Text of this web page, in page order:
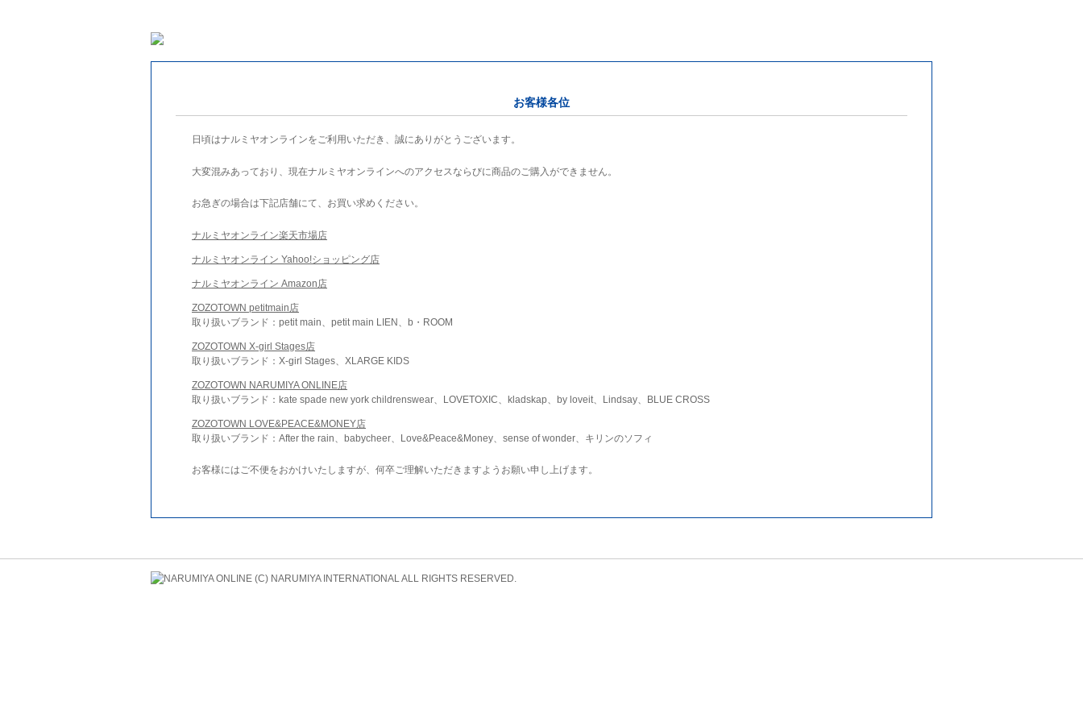
お客様各位
日頃はナルミヤオンラインをご利用いただき、誠にありがとうございます。
大変混みあっており、現在ナルミヤオンラインへのアクセスならびに商品のご購入ができません。
お急ぎの場合は下記店舗にて、お買い求めください。
ナルミヤオンライン楽天市場店
ナルミヤオンライン Yahoo!ショッピング店
ナルミヤオンライン Amazon店
ZOZOTOWN petitmain店
取り扱いブランド：petit main、petit main LIEN、b・ROOM
ZOZOTOWN X-girl Stages店
取り扱いブランド：X-girl Stages、XLARGE KIDS
ZOZOTOWN NARUMIYA ONLINE店
取り扱いブランド：kate spade new york childrenswear、LOVETOXIC、kladskap、by loveit、Lindsay、BLUE CROSS
ZOZOTOWN LOVE&PEACE&MONEY店
取り扱いブランド：After the rain、babycheer、Love&Peace&Money、sense of wonder、キリンのソフィ
お客様にはご不便をおかけいたしますが、何卒ご理解いただきますようお願い申し上げます。